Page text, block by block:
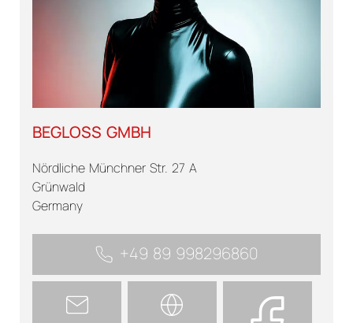
BEGLOSS GMBH
Nördliche Münchner Str. 27 A
Grünwald
Germany
+49 89 998296860